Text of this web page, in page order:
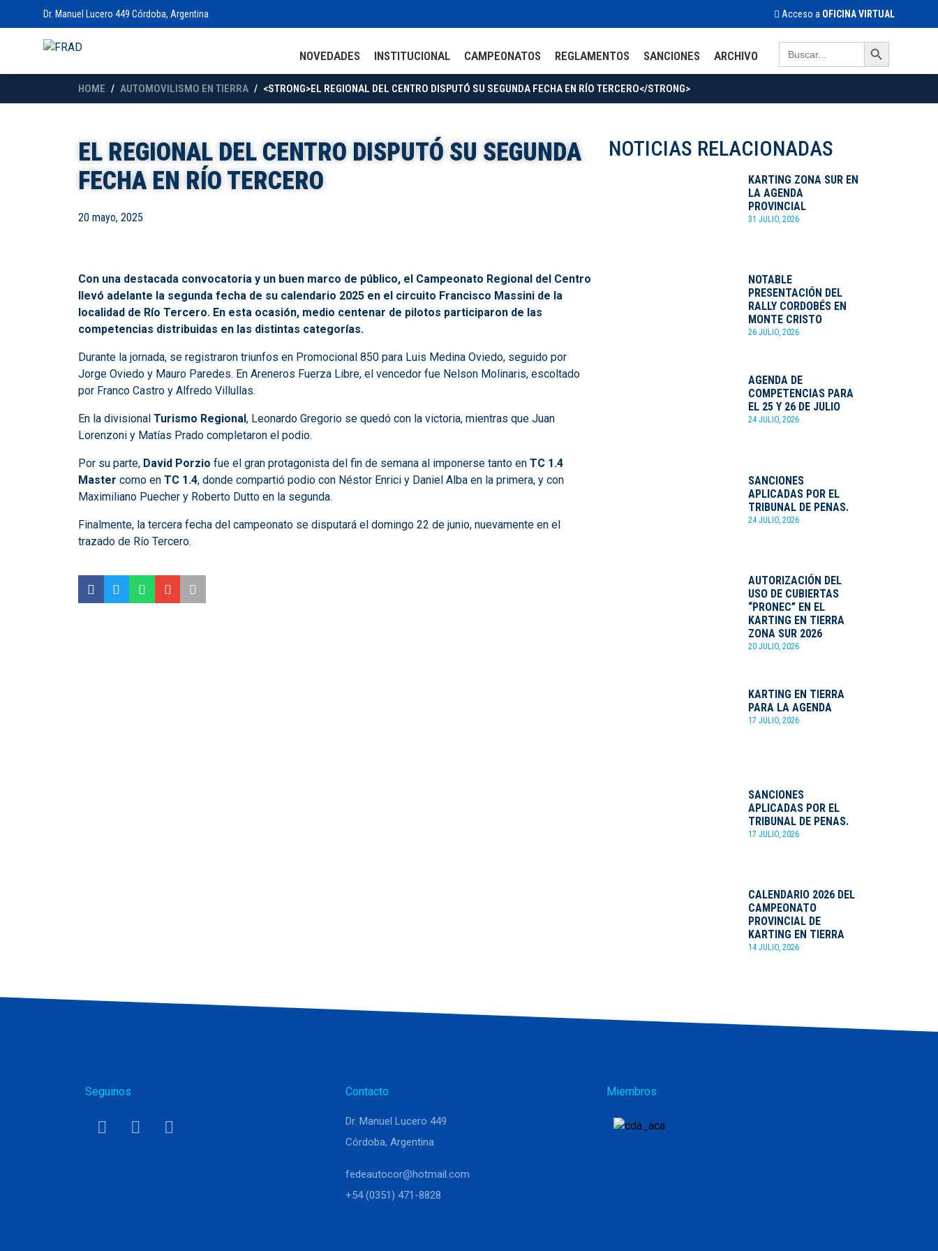
Dr. Manuel Lucero 449 Córdoba, Argentina Acceso a OFICINA VIRTUAL
NOVEDADES INSTITUCIONAL CAMPEONATOS REGLAMENTOS SANCIONES ARCHIVO
Search
for:
Search Button
HOME AUTOMOVILISMO EN TIERRA <STRONG>EL REGIONAL DEL CENTRO DISPUTÓ SU SEGUNDA FECHA EN RÍO TERCERO</STRONG>
EL REGIONAL DEL CENTRO DISPUTÓ SU SEGUNDA
FECHA EN RÍO TERCERO
20 mayo, 2025
Con una destacada convocatoria y un buen marco de público, el Campeonato Regional del Centro
llevó adelante la segunda fecha de su calendario 2025 en el circuito Francisco Massini de la
localidad de Río Tercero. En esta ocasión, medio centenar de pilotos participaron de las
competencias distribuidas en las distintas categorías.
Durante la jornada, se registraron triunfos en Promocional 850 para Luis Medina Oviedo, seguido por
Jorge Oviedo y Mauro Paredes. En Areneros Fuerza Libre, el vencedor fue Nelson Molinaris, escoltado
por Franco Castro y Alfredo Villullas.
En la divisional Turismo Regional, Leonardo Gregorio se quedó con la victoria, mientras que Juan
Lorenzoni y Matías Prado completaron el podio.
Por su parte, David Porzio fue el gran protagonista del fin de semana al imponerse tanto en TC 1.4
Master como en TC 1.4, donde compartió podio con Néstor Enrici y Daniel Alba en la primera, y con
Maximiliano Puecher y Roberto Dutto en la segunda.
Finalmente, la tercera fecha del campeonato se disputará el domingo 22 de junio, nuevamente en el
trazado de Río Tercero.
NOTICIAS RELACIONADAS
KARTING ZONA SUR EN
LA AGENDA
PROVINCIAL
31 JULIO, 2026
NOTABLE
PRESENTACIÓN DEL
RALLY CORDOBÉS EN
MONTE CRISTO
26 JULIO, 2026
AGENDA DE
COMPETENCIAS PARA
EL 25 Y 26 DE JULIO
24 JULIO, 2026
SANCIONES
APLICADAS POR EL
TRIBUNAL DE PENAS.
24 JULIO, 2026
AUTORIZACIÓN DEL
USO DE CUBIERTAS
“PRONEC” EN EL
KARTING EN TIERRA
ZONA SUR 2026
20 JULIO, 2026
KARTING EN TIERRA
PARA LA AGENDA
17 JULIO, 2026
SANCIONES
APLICADAS POR EL
TRIBUNAL DE PENAS.
17 JULIO, 2026
CALENDARIO 2026 DEL
CAMPEONATO
PROVINCIAL DE
KARTING EN TIERRA
14 JULIO, 2026
Seguinos Contacto
Dr. Manuel Lucero 449
Córdoba, Argentina
fedeautocor@hotmail.com
+54 (0351) 471-8828
Miembros